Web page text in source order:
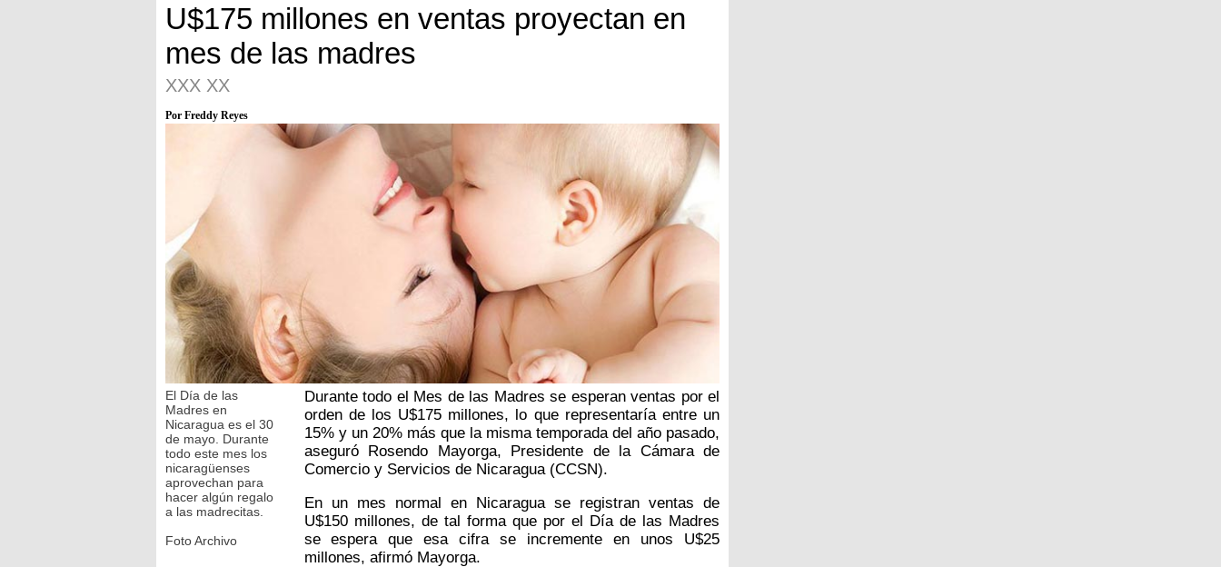
U$175 millones en ventas proyectan en
mes de las madres
XXX XX
Por Freddy Reyes
El Día de las
Madres en
Nicaragua es el 30
de mayo. Durante
todo este mes los
nicaragüenses
aprovechan para
hacer algún regalo
a las madrecitas.
Foto Archivo
Durante todo el Mes de las Madres se esperan ventas por el
orden de los U$175 millones, lo que representaría entre un
15% y un 20% más que la misma temporada del año pasado,
aseguró Rosendo Mayorga, Presidente de la Cámara de
Comercio y Servicios de Nicaragua (CCSN).
En un mes normal en Nicaragua se registran ventas de
U$150 millones, de tal forma que por el Día de las Madres
se espera que esa cifra se incremente en unos U$25
millones, afirmó Mayorga.